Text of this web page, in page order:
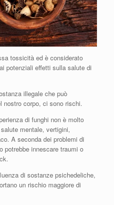
tossicità ed è considerato
potenziali effetti sulla salute di
illegale che può
nostro corpo, ci sono rischi.
di funghi non è molto
mentale, vertigini,
A seconda dei problemi di
potrebbe innescare traumi o
di sostanze psichedeliche,
un rischio maggiore di